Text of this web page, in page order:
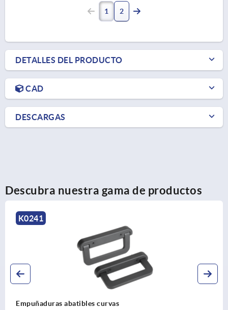
1 2
DETALLES DEL PRODUCTO
CAD
DESCARGAS
Descubra nuestra gama de productos
K0213
Empuñaduras curvas de aluminio estrechas